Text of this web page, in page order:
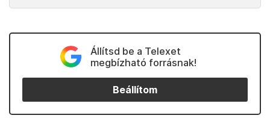
Állítsd be a Telexet
megbízható forrásnak!
Beállítom